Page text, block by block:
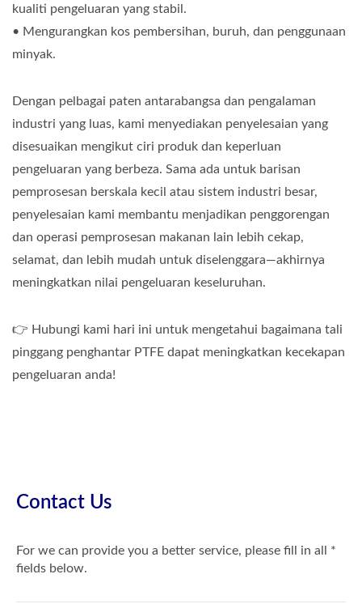
kualiti pengeluaran yang stabil.
• Mengurangkan kos pembersihan, buruh, dan penggunaan
minyak.
Dengan pelbagai paten antarabangsa dan pengalaman
industri yang luas, kami menyediakan penyelesaian yang
disesuaikan mengikut ciri produk dan keperluan
pengeluaran yang berbeza. Sama ada untuk barisan
pemprosesan berskala kecil atau sistem industri besar,
penyelesaian kami membantu menjadikan penggorengan
dan operasi pemprosesan makanan lain lebih cekap,
selamat, dan lebih mudah untuk diselenggara—akhirnya
meningkatkan nilai pengeluaran keseluruhan.
👉 Hubungi kami hari ini untuk mengetahui bagaimana tali
pinggang penghantar PTFE dapat meningkatkan kecekapan
pengeluaran anda!